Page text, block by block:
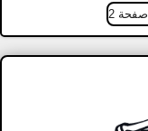
صفحة 2